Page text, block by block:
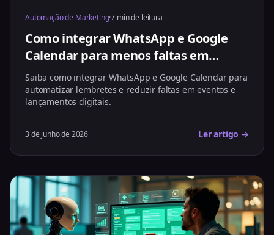
Automação de Marketing·7 min de leitura
Como integrar WhatsApp e Google
Calendar para menos faltas em
eventos
Saiba como integrar WhatsApp e Google Calendar para
automatizar lembretes e reduzir faltas em eventos e
lançamentos digitais.
3 de junho de 2026 Ler artigo →